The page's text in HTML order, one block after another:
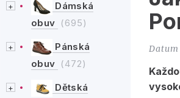
Dámská
obuv (695)
Pánská
obuv (472)
Dětská